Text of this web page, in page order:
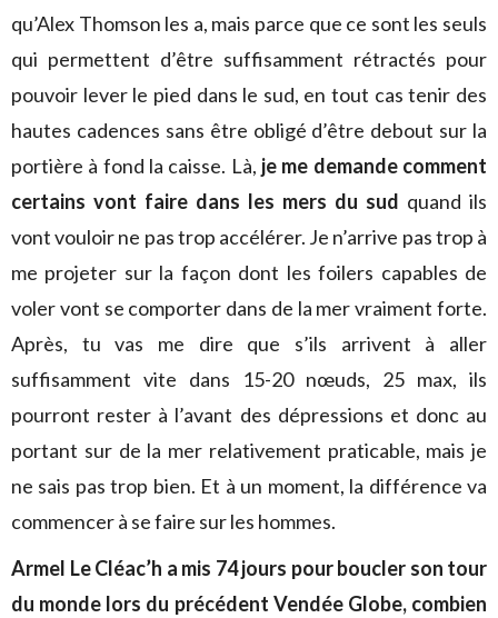
qu’Alex Thomson les a, mais parce que ce sont les seuls
qui permettent d’être suffisamment rétractés pour
pouvoir lever le pied dans le sud, en tout cas tenir des
hautes cadences sans être obligé d’être debout sur la
portière à fond la caisse. Là, je me demande comment
certains vont faire dans les mers du sud quand ils
vont vouloir ne pas trop accélérer. Je n’arrive pas trop à
me projeter sur la façon dont les foilers capables de
voler vont se comporter dans de la mer vraiment forte.
Après, tu vas me dire que s’ils arrivent à aller
suffisamment vite dans 15-20 nœuds, 25 max, ils
pourront rester à l’avant des dépressions et donc au
portant sur de la mer relativement praticable, mais je
ne sais pas trop bien. Et à un moment, la différence va
commencer à se faire sur les hommes.
Armel Le Cléac’h a mis 74 jours pour boucler son tour
du monde lors du précédent Vendée Globe, combien